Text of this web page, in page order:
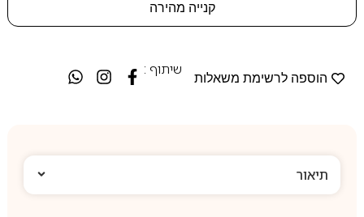
קנייה מהירה
הוספה לרשימת משאלות
שיתוף :
תיאור